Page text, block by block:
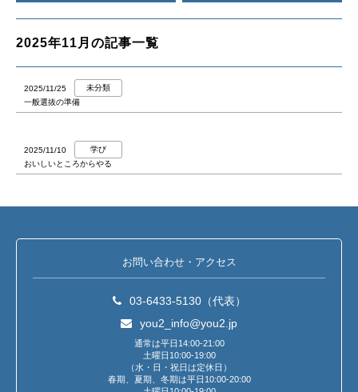
2025年11月の記事一覧
2025/11/25
未分類
一般選抜の準備
2025/11/10
学び
おいしいところからやる
お問い合わせ・アクセス
03-6433-5130（代表）
you2_info@you2.jp
通常は平日14:00-21:00
土曜日10:00-19:00
（水・日・祝日は定休日）
春期、夏期、冬期は平日10:00-20:00